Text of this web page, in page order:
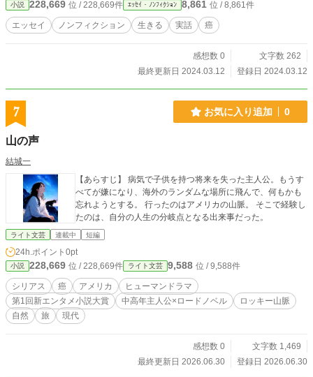
と。 このままだと、心臓カテーテルアブレーションをしなければならなくなる
から薬を飲んで安静にしといて下さいと言われた。 薬は1種類だけ。 頻脈を抑
え血圧を下げる薬が処方された。 仕事をしばらくお休みを頂き、薬を飲みなが
も、1日でも飲み忘れてしまうと症状がぶり返してしまうと言う感じだった。 そ
して月日は流れ1週間後になった。 続く。
小説 228,669 位 / 228,669件 ｴｯｾｲ・ﾉﾝﾌｨｸｼｮﾝ 8,861 位 / 8,861件
エッセイ ノンフィクション 生きる 実話 癌
感想数 0
文字数 262
最終更新日 2024.03.12
登録日 2024.03.12
7 お気に入り追加 0
山の声
結城一
【あらすじ】 病気で子供を持つ将来を失った主人公。もうす
べてが嫌になり、海外のランダムな場所に飛んで、何もかも
忘れようとする。 行ったのはアメリカの山脈。 そこで経験し
たのは、自分の人生の分岐点となる出来事だった。
ライト文芸 連載中 短編
24h.ポイント 0pt
小説 228,669 位 / 228,669件 ライト文芸 9,588 位 / 9,588件
シリアス 癌 アメリカ
ヒューマンドラマ
第1回新エンタメ小説大賞
中高年主人公×ロードノベル
ロッキー山脈
自然
旅 現代
感想数 0
文字数 1,469
最終更新日 2026.06.30
登録日 2026.06.30